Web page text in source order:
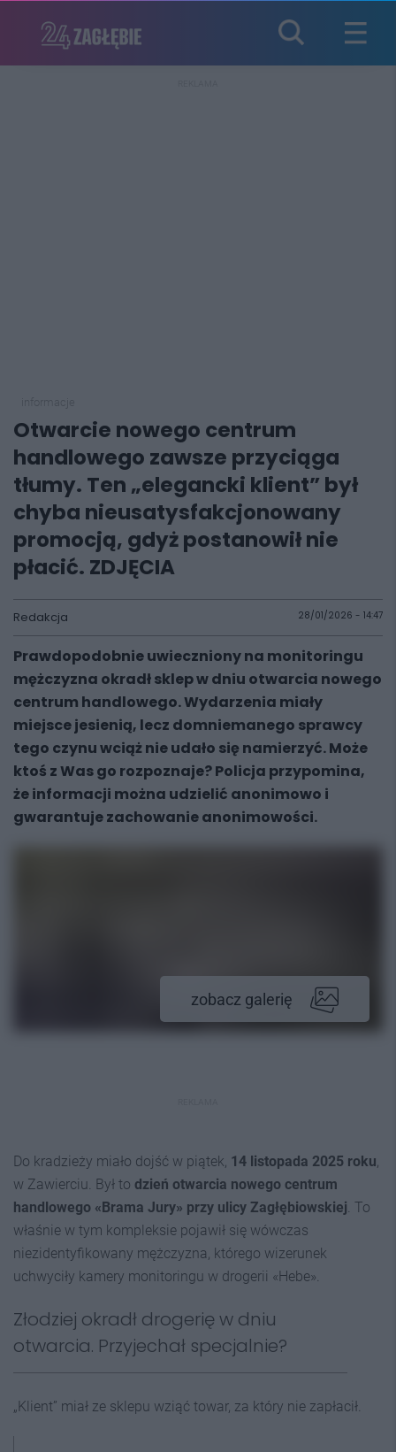
Otwarcie nowego centrum
handlowego zawsze przyciąga
tłumy. Ten „elegancki klient” był
chyba nieusatysfakcjonowany
promocją, gdyż postanowił nie
płacić. ZDJĘCIA
Redakcja 28/01/2026 - 14:47
Prawdopodobnie uwieczniony na monitoringu
mężczyzna okradł sklep w dniu otwarcia nowego
centrum handlowego. Wydarzenia miały
miejsce jesienią, lecz domniemanego sprawcy
tego czynu wciąż nie udało się namierzyć. Może
ktoś z Was go rozpoznaje? Policja przypomina,
żeinformacji można udzielić anonimowo i
gwarantuje zachowanie anonimowości.
zobacz galerię
Do kradzieży miało dojść w piątek, 14 listopada 2025 roku,
w Zawierciu. Był to dzień otwarcia nowego centrum
handlowego «Brama Jury» przy ulicy Zagłębiowskiej. To
właśnie w tym kompleksie pojawił się wówczas
niezidentyfikowany mężczyzna, którego wizerunek
uchwyciły kamery monitoringu w drogerii «Hebe».
Złodziej okradł drogerię w dniu
otwarcia. Przyjechał specjalnie?
„Klient” miał ze sklepu wziąć towar, za który nie zapłacił.